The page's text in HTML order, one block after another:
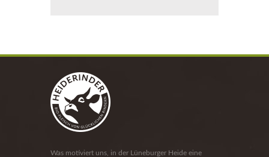
Was motiviert uns, in der Lüneburger Heide eine